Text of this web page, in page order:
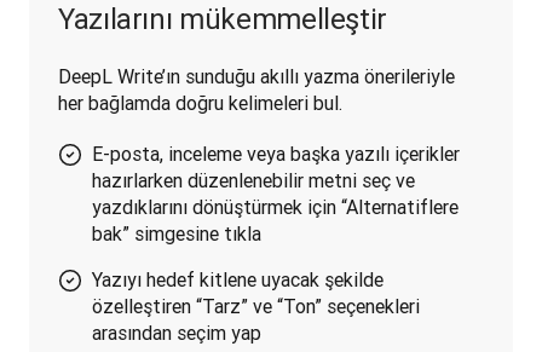
Yazılarını mükemmelleştir
DeepL Write’ın sunduğu akıllı yazma önerileriyle
her bağlamda doğru kelimeleri bul.
E-posta, inceleme veya başka yazılı içerikler
hazırlarken düzenlenebilir metni seç ve
yazdıklarını dönüştürmek için “Alternatiflere
bak” simgesine tıkla
Yazıyı hedef kitlene uyacak şekilde
özelleştiren “Tarz” ve “Ton” seçenekleri
arasından seçim yap